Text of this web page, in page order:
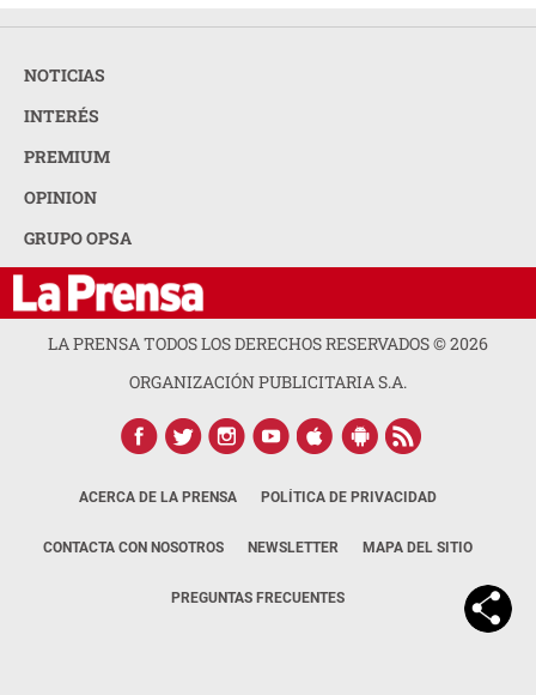
NOTICIAS
INTERÉS
PREMIUM
OPINION
GRUPO OPSA
LA PRENSA TODOS LOS DERECHOS RESERVADOS ©2026
ORGANIZACIÓN PUBLICITARIA S.A.
ACERCA DE LA PRENSA POLÍTICA DE PRIVACIDAD
CONTACTA CON NOSOTROS NEWSLETTER MAPA DEL SITIO
PREGUNTAS FRECUENTES